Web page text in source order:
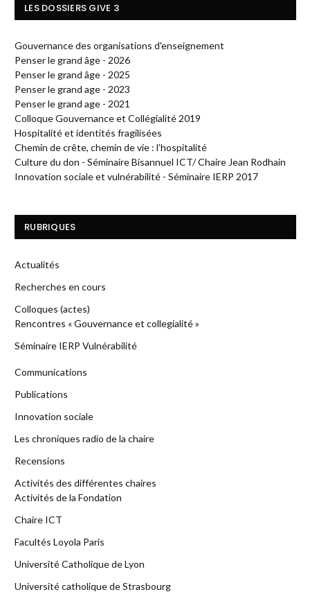
LES DOSSIERS GIVE 3
Gouvernance des organisations d'enseignement
Penser le grand âge - 2026
Penser le grand âge - 2025
Penser le grand age - 2023
Penser le grand age - 2021
Colloque Gouvernance et Collégialité 2019
Hospitalité et identités fragilisées
Chemin de crête, chemin de vie : l’hospitalité
Culture du don - Séminaire Bisannuel ICT/ Chaire Jean Rodhain
Innovation sociale et vulnérabilité - Séminaire IERP 2017
RUBRIQUES
Actualités
Recherches en cours
Colloques (actes)
Rencontres « Gouvernance et collegialité »
Séminaire IERP Vulnérabilité
Communications
Publications
Innovation sociale
Les chroniques radio de la chaire
Recensions
Activités des différentes chaires
Activités de la Fondation
Chaire ICT
Facultés Loyola Paris
Université Catholique de Lyon
Université catholique de Strasbourg